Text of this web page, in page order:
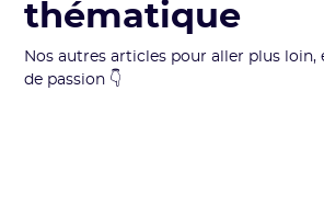
thématique
Nos autres articles pour aller plus loin,
de passion 👇